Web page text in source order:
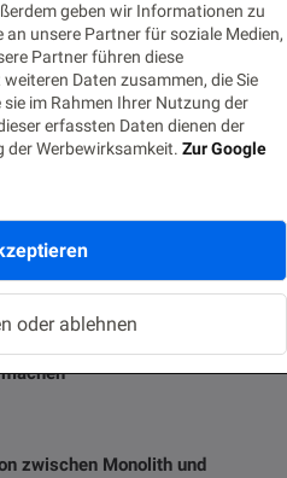
geben wir Informationen zu
unsere Partner für soziale Medien,
Partner führen diese
Daten zusammen, die Sie
im Rahmen Ihrer Nutzung der
erfassten Daten dienen der
der Werbewirksamkeit. Zur Google
oder ablehnen
Every Forms Developer
zwischen Monolith und